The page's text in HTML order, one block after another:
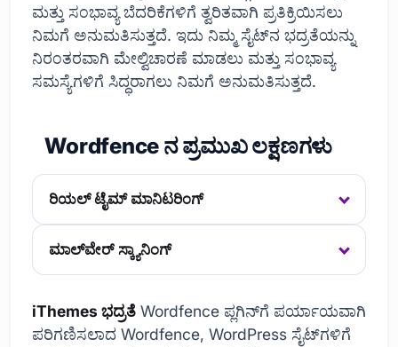
ಮತ್ತು ಸಂಭಾವ್ಯ ಬೆದರಿಕೆಗಳಿಗೆ ತ್ವರಿತವಾಗಿ ಪ್ರತಿಕ್ರಿಯಿಸಲು
ನಿಮಗೆ ಅನುಮತಿಸುತ್ತದೆ. ಇದು ನಿಮ್ಮ ಸೈಟ್‌ನ ಭದ್ರತೆಯನ್ನು
ನಿರಂತರವಾಗಿ ಮೇಲ್ವಿಚಾರಣೆ ಮಾಡಲು ಮತ್ತು ಸಂಭಾವ್ಯ
ಸಮಸ್ಯೆಗಳಿಗೆ ಸಿದ್ಧರಾಗಲು ನಿಮಗೆ ಅನುಮತಿಸುತ್ತದೆ.
Wordfence ನ ಪ್ರಮುಖ ಲಕ್ಷಣಗಳು
ರಿಯಲ್ ಟೈಮ್ ಮಾನಿಟರಿಂಗ್
ಮಾಲ್‌ವೇರ್ ಸ್ಕ್ಯಾನಿಂಗ್
iThemes ಭದ್ರತೆ Wordfence ಪ್ಲಗಿನ್‌ಗೆ ಪರ್ಯಾಯವಾಗಿ
ಪರಿಗಣಿಸಲಾದ Wordfence, WordPress ಸೈಟ್‌ಗಳಿಗೆ